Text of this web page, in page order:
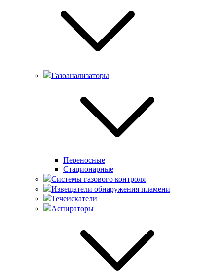
Газоанализаторы
Переносные
Стационарные
Системы газового контроля
Извещатели обнаружения пламени
Течеискатели
Аспираторы